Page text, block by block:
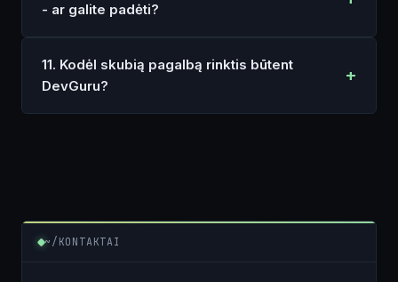
- ar galite padėti?
11. Kodėl skubią pagalbą rinktis būtent
DevGuru?
~/KONTAKTAI